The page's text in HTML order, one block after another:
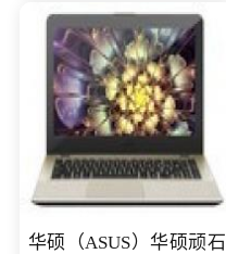
华硕（ASUS）华硕顽石